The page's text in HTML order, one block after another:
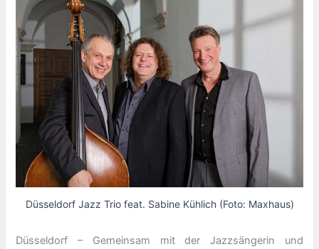
Düsseldorf Jazz Trio feat. Sabine Kühlich (Foto: Maxhaus)
Düsseldorf – Gemeinsam mit der Jazzsängerin und